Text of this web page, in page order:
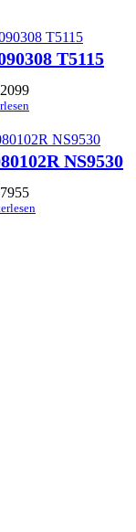
T5115
NS9530